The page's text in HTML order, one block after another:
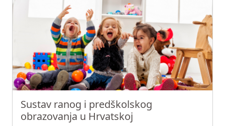
Sustav ranog i predškolskog
obrazovanja u Hrvatskoj